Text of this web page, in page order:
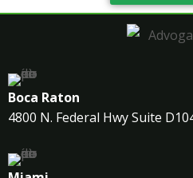
Boca Raton
4800 N. Federal Hwy Suite